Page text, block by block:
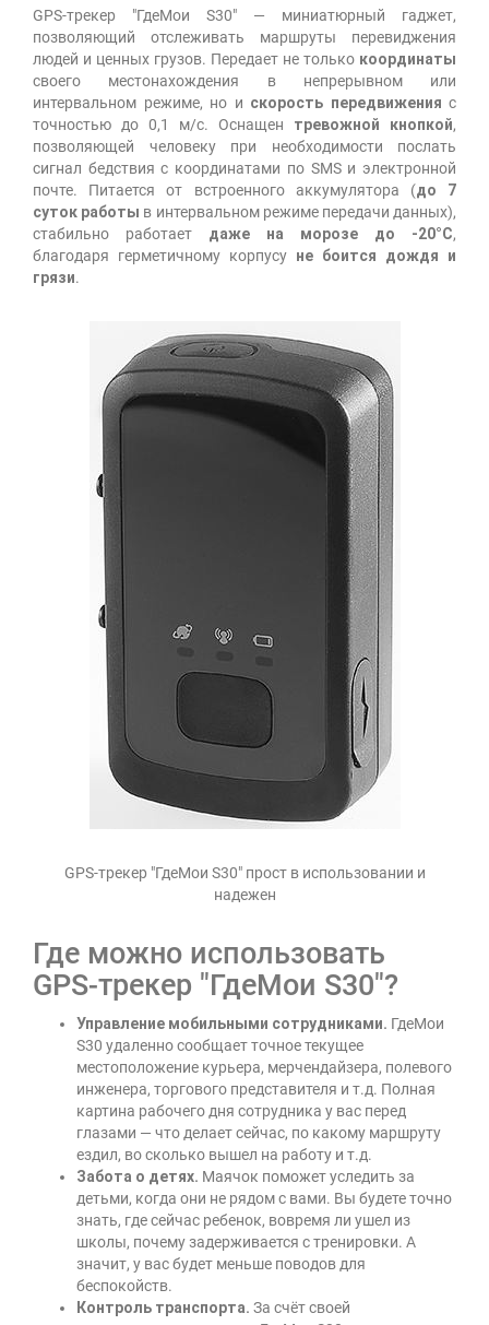
GPS-трекер "ГдеМои S30" — миниатюрный гаджет,
позволяющий отслеживать маршруты перевиджения
людей и ценных грузов. Передает не только координаты
своего местонахождения в непрерывном или
интервальном режиме, но и скорость передвижения с
точностью до 0,1 м/с. Оснащен тревожной кнопкой,
позволяющей человеку при необходимости послать
сигнал бедствия с координатами по SMS и электронной
почте. Питается от встроенного аккумулятора (до 7
суток работы в интервальном режиме передачи данных),
стабильно работает даже на морозе до -20°C,
благодаря герметичному корпусу не боится дождя и
грязи.
GPS-трекер "ГдеМои S30" прост в использовании и
надежен
Где можно использовать
GPS-трекер "ГдеМои S30"?
Управление мобильными сотрудниками. ГдеМои
S30 удаленно сообщает точное текущее
местоположение курьера, мерчендайзера, полевого
инженера, торгового представителя и т.д. Полная
картина рабочего дня сотрудника у вас перед
глазами — что делает сейчас, по какому маршруту
ездил, во сколько вышел на работу и т.д.
Забота о детях. Маячок поможет уследить за
детьми, когда они не рядом с вами. Вы будете точно
знать, где сейчас ребенок, вовремя ли ушел из
школы, почему задерживается с тренировки. А
значит, у вас будет меньше поводов для
беспокойств.
Контроль транспорта. За счёт своей